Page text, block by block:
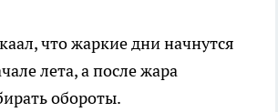
что жаркие дни начнутся
лета, а после жара
обороты.